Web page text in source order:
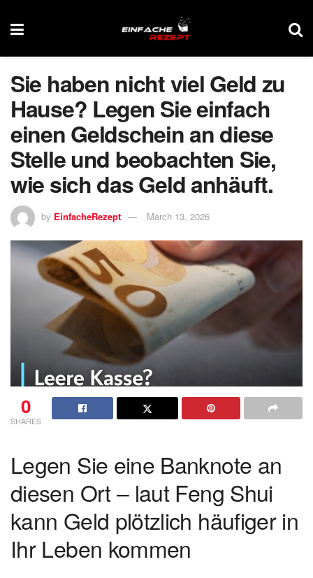
Sie haben nicht viel Geld zu
Hause? Legen Sie einfach
einen Geldschein an diese
Stelle und beobachten Sie,
wie sich das Geld anhäuft.
by EinfacheRezept March 13, 2026
0
SHARES
Legen Sie eine Banknote an
diesen Ort – laut Feng Shui
kann Geld plötzlich häufiger in
Ihr Leben kommen